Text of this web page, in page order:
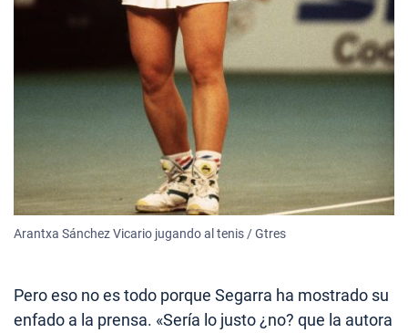
Arantxa Sánchez Vicario jugando al tenis / Gtres
Pero eso no es todo porque Segarra ha mostrado su
enfado a la prensa. «Sería lo justo ¿no? que la autora